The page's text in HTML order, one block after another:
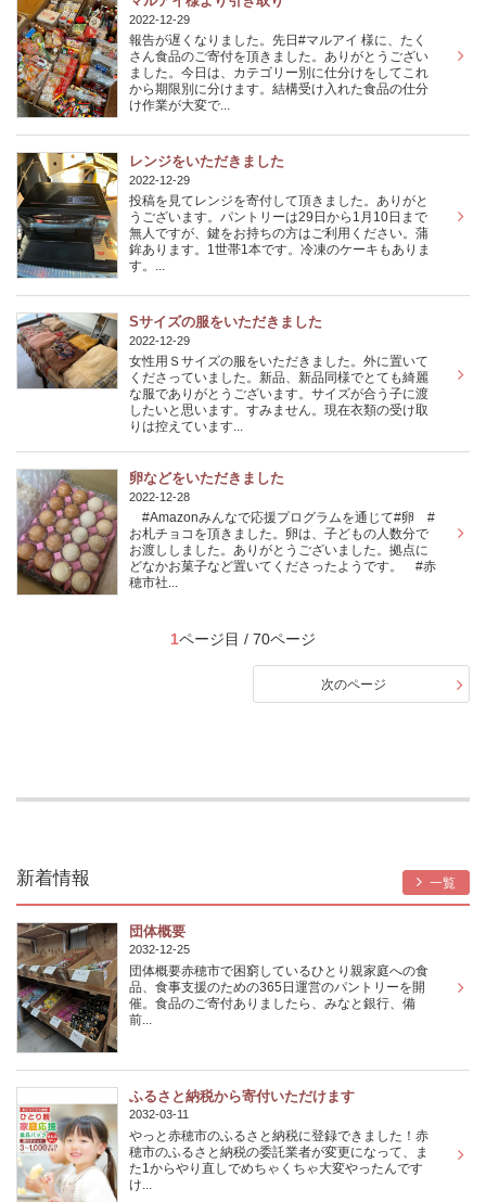
2022-12-29
報告が遅くなりました。先日#マルアイ 様に、たく
さん食品のご寄付を頂きました。ありがとうござい
ました。今日は、カテゴリー別に仕分けをしてこれ
から期限別に分けます。結構受け入れた食品の仕分
け作業が大変で...
レンジをいただきました
2022-12-29
投稿を見てレンジを寄付して頂きました。ありがと
うございます。パントリーは29日から1月10日まで
無人ですが、鍵をお持ちの方はご利用ください。蒲
鉾あります。1世帯1本です。冷凍のケーキもありま
す。...
Sサイズの服をいただきました
2022-12-29
女性用Ｓサイズの服をいただきました。外に置いて
くださっていました。新品、新品同様でとても綺麗
な服でありがとうございます。サイズが合う子に渡
したいと思います。すみません。現在衣類の受け取
りは控えています...
卵などをいただきました
2022-12-28
#Amazonみんなで応援プログラムを通じて#卵 #
お札チョコを頂きました。卵は、子どもの人数分で
お渡ししました。ありがとうございました。拠点に
どなかお菓子など置いてくださったようです。 #赤
穂市社...
1ページ目 / 70ページ
次のページ
新着情報 一覧
団体概要
2032-12-25
団体概要赤穂市で困窮しているひとり親家庭への食
品、食事支援のための365日運営のパントリーを開
催。食品のご寄付ありましたら、みなと銀行、備
前...
ふるさと納税から寄付いただけます
2032-03-11
やっと赤穂市のふるさと納税に登録できました！赤
穂市のふるさと納税の委託業者が変更になって、ま
た1からやり直しでめちゃくちゃ大変やったんです
け...